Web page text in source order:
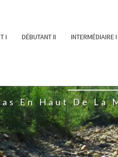
I DÉBUTANT II INTERMÉDIAIRE I
En Haut De La